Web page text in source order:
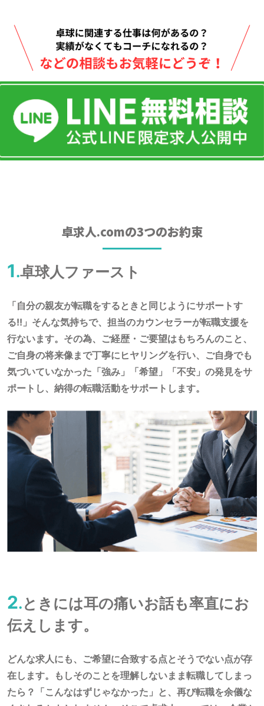
卓求人.comの3つのお約束
1.卓球人ファースト
「自分の親友が転職をするときと同じようにサポートす
る!!」そんな気持ちで、担当のカウンセラーが転職支援を
行ないます。その為、ご経歴・ご要望はもちろんのこと、
ご自身の将来像まで丁寧にヒヤリングを行い、ご自身でも
気づいていなかった「強み」「希望」「不安」の発見をサ
ポートし、納得の転職活動をサポートします。
2.ときには耳の痛いお話も率直にお
伝えします。
どんな求人にも、ご希望に合致する点とそうでない点が存
在します。もしそのことを理解しないまま転職してしまっ
たら？「こんなはずじゃなかった」と、再び転職を余儀な